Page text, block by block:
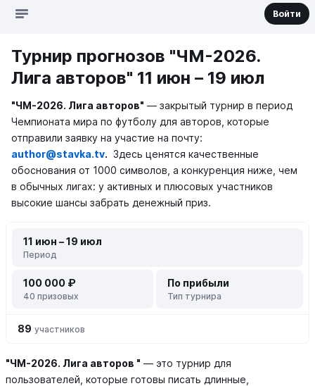
Войти
Турнир прогнозов "ЧМ-2026.
Лига авторов" 11 июн – 19 июл
"ЧМ-2026. Лига авторов" — закрытый турнир в период
Чемпионата мира по футболу для авторов, которые
отправили заявку на участие на почту:
author@stavka.tv. Здесь ценятся качественные
обоснования от 1000 символов, а конкуренция ниже, чем
в обычных лигах: у активных и плюсовых участников
высокие шансы забрать денежный приз.
11 июн – 19 июл
Период
100 000 ₽
40 призовых
По прибыли
Тип турнира
89 участников
"ЧМ-2026. Лига авторов " — это турнир для
пользователей, которые готовы писать длинные,